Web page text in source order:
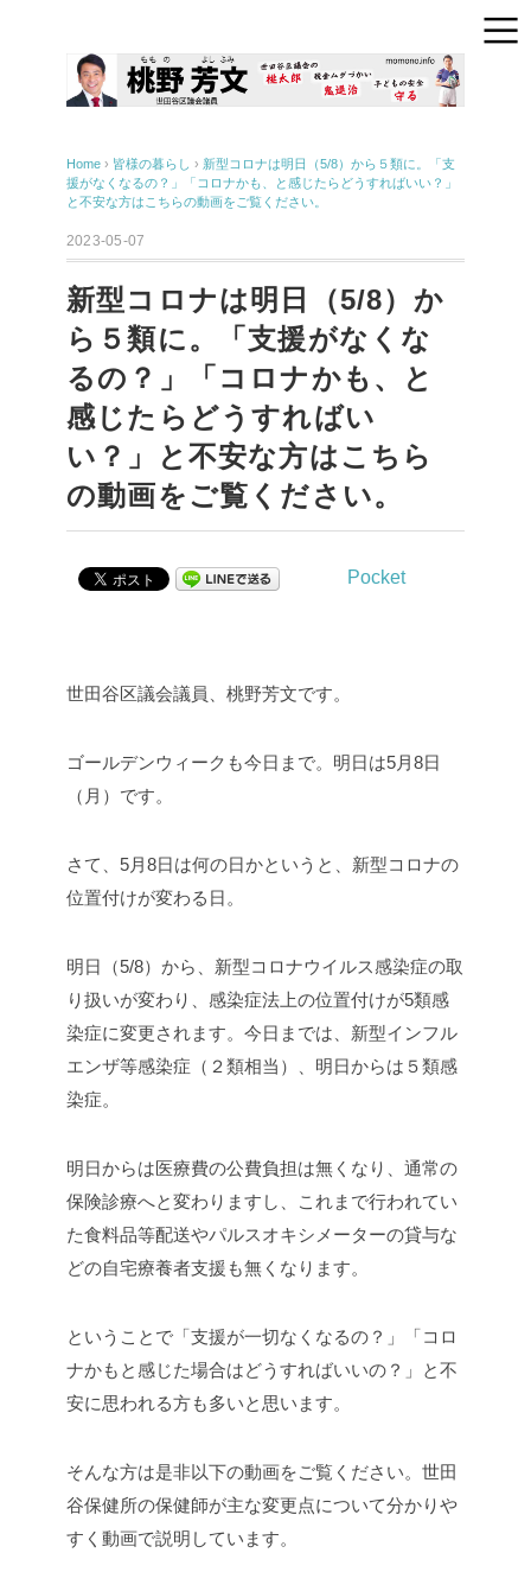
Home › 皆様の暮らし › 新型コロナは明日（5/8）から５類に。「支
援がなくなるの？」「コロナかも、と感じたらどうすればいい？」
と不安な方はこちらの動画をご覧ください。
2023-05-07
新型コロナは明日（5/8）か
ら５類に。「支援がなくな
るの？」「コロナかも、と
感じたらどうすればい
い？」と不安な方はこちら
の動画をご覧ください。
Pocket
世田谷区議会議員、桃野芳文です。
ゴールデンウィークも今日まで。明日は5月8日
（月）です。
さて、5月8日は何の日かというと、新型コロナの
位置付けが変わる日。
明日（5/8）から、新型コロナウイルス感染症の取
り扱いが変わり、感染症法上の位置付けが5類感
染症に変更されます。今日までは、新型インフル
エンザ等感染症（２類相当）、明日からは５類感
染症。
明日からは医療費の公費負担は無くなり、通常の
保険診療へと変わりますし、これまで行われてい
た食料品等配送やパルスオキシメーターの貸与な
どの自宅療養者支援も無くなります。
ということで「支援が一切なくなるの？」「コロ
ナかもと感じた場合はどうすればいいの？」と不
安に思われる方も多いと思います。
そんな方は是非以下の動画をご覧ください。世田
谷保健所の保健師が主な変更点について分かりや
すく動画で説明しています。